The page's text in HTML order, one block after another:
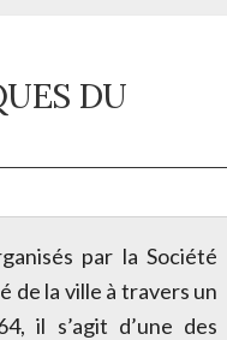
DU
par la Société
de la ville à travers un
il s’agit d’une des